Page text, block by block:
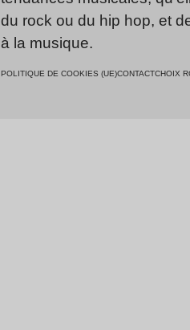
du rock ou du hip hop, et
à la musique.
POLITIQUE DE COOKIES (UE)CONTACTCHOIX